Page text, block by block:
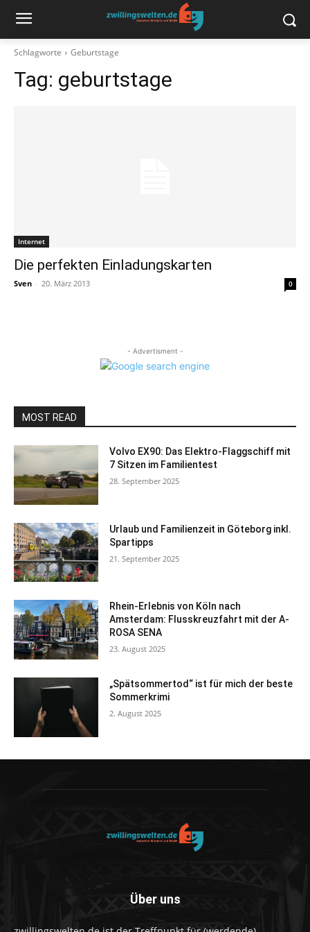
Schlagworte Geburtstage
Tag: geburtstage
Internet
Die perfekten Einladungskarten
Sven - 20. März 2013 0
- Advertisment -
MOST READ
Volvo EX90: Das Elektro-Flaggschiff mit
7 Sitzen im Familientest
28. September 2025
Urlaub und Familienzeit in Göteborg inkl.
Spartipps
21. September 2025
Rhein-Erlebnis von Köln nach
Amsterdam: Flusskreuzfahrt mit der A-
ROSA SENA
23. August 2025
„Spätsommertod“ ist für mich der beste
Sommerkrimi
2. August 2025
Über uns